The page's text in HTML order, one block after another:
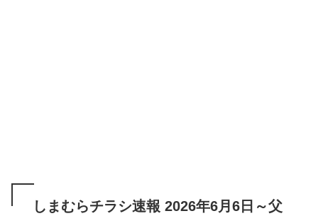
しまむらチラシ速報 2026年6月6日～父